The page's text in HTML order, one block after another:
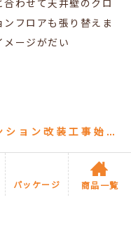
わせて天井壁のクロ
フロアも張り替えま
ージがだい
羽曳野市でマンション改装工事始まりました。
ンです。内容はキッ
パッケージ 商品一覧